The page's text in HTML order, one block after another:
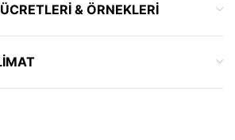
& ÖRNEKLERI